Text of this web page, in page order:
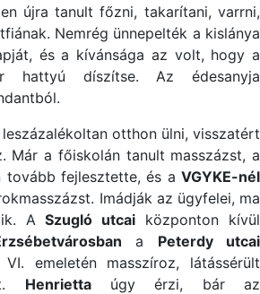
újra tanult főzni, takarítani, varrni,
Nemrég ünnepelték a kislánya
és a kívánsága az volt, hogy a
hattyú díszítse. Az édesanyja
otthon ülni, visszatért
Már a főiskolán tanult masszázst, a
tovább fejlesztette, és a VGYKE-nél
Imádják az ügyfelei, ma
ASzugló utcai központon kívül
a Peterdy utcai
emeletén masszíroz, látássérült
Henriettaúgy érzi, bár az